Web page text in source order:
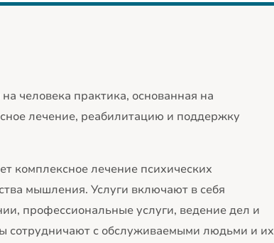
человека практика, основанная на
лечение, реабилитацию и поддержку
комплексное лечение психических
мышления. Услуги включают в себя
профессиональные услуги, ведение дел и
сотрудничают с обслуживаемыми людьми и их